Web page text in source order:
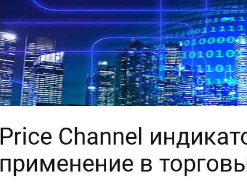
Price Channel
применение в